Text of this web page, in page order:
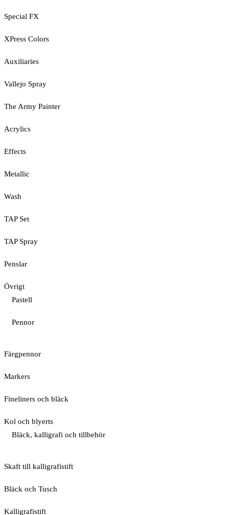
Special FX
XPress Colors
Auxiliaries
Vallejo Spray
The Army Painter
Acrylics
Effects
Metallic
Wash
TAP Set
TAP Spray
Penslar
Övrigt
Pastell
Pennor
Färgpennor
Markers
Fineliners och bläck
Kol och blyerts
Bläck, kalligrafi och tillbehör
Skaft till kalligrafistift
Bläck och Tusch
Kalligrafistift